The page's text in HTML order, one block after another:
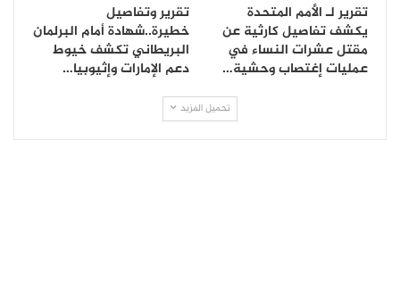
تقرير لـ الأمم المتحدة
يكشف تفاصيل كارثية عن
مقتل عشرات النساء في
عمليات إغتصاب وحشية…
تقرير وتفاصيل
خطيرة..شهادة أمام البرلمان
البريطاني تكشف خيوط
دعم الإمارات وإثيوبيا…
تحميل المزيد